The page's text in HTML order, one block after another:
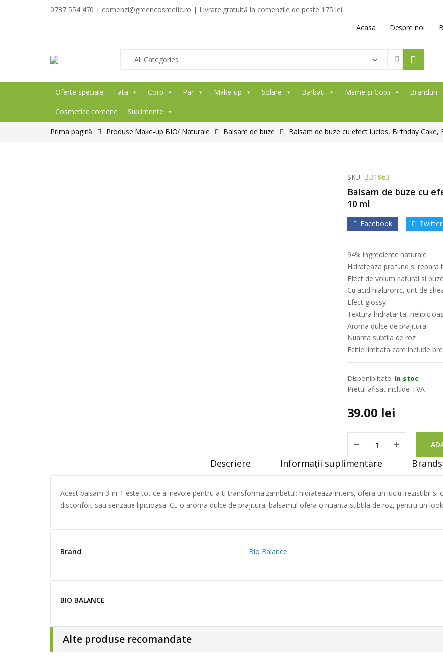
0737 554 470 | comenzi@greencosmetic.ro | Livrare gratuită la comenzile de peste 175 lei
Acasa
Despre noi
Products
Oferte speciale
Fata Corp Par Make-up Solare Barbati Mame și Copii Branduri
Cosmetice coreene Suplimente
Prima pagină Produse Make-up BIO/ Naturale Balsam de buze Balsam de buze cu efect lucios, Birthday Cake,
SKU: BB1963
Balsam de buze cu
10 ml
Facebook Twitter
94% ingrediente naturale
Hidrateaza profund si repara
Efect de volum natural si
Cu acid hialuronic, unt de
Efect glossy
Textura hidratanta,
Aroma dulce de prajitura
Nuanta subtila de roz
Editie limitata care include
Disponiblitate: In stoc
Pretul afisat include TVA
39.00 lei
Descriere Informații suplimentare
Acest balsam 3-in-1 este tot ce ai nevoie pentru a-ti transforma zambetul: hidrateaza intens, ofera un luciu irezistibil si
disconfort sau senzatie lipicioasa. Cu o aroma dulce de prajitura, balsamul ofera o nuanta subtila de roz, pentru un
Brand Bio Balance
BIO BALANCE
Alte produse recomandate